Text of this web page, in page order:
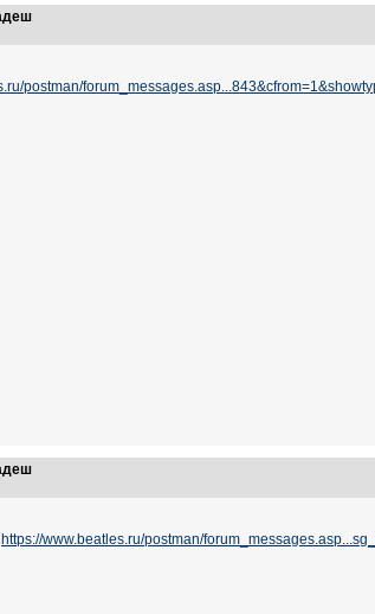
postman/
https://www.beatles.ru/postman/